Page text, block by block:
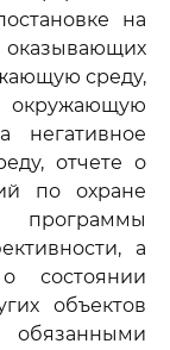
на
оказывающих
среду,
окружающую
негативное
отчете о
по охране
а
состоянии
объектов